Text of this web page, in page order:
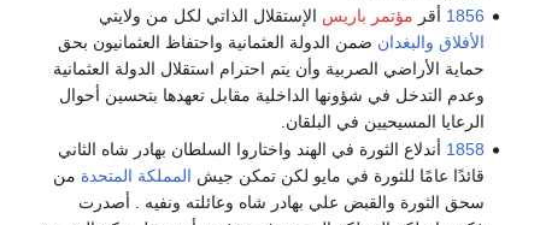
1856 أقر مؤتمر باريس الإستقلال الذاتي لكل من ولايتي
الأفلاق والبغدان ضمن الدولة العثمانية واحتفاظ العثمانيون بحق
حماية الأراضي الصربية وأن يتم احترام استقلال الدولة العثمانية
وعدم التدخل في شؤونها الداخلية مقابل تعهدها بتحسين أحوال
الرعايا المسيحيين في البلقان.
1858 أندلاع الثورة في الهند واختاروا السلطان بهادر شاه الثاني
قائدًا عامًا للثورة في مايو لكن تمكن جيش المملكة المتحدة من
سحق الثورة والقبض علي بهادر شاه وعائلته ونفيه . أصدرت